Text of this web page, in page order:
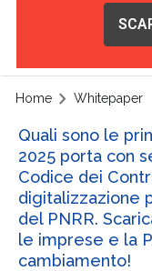
Home Whitepaper
Quali sono le
2025 porta con
Codice dei
digitalizzazione
del PNRR.
le imprese e la
cambiamento!